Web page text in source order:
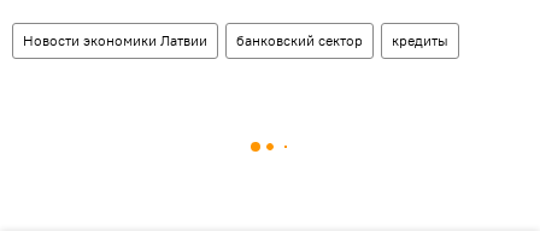
Новости экономики Латвии банковский сектор кредиты